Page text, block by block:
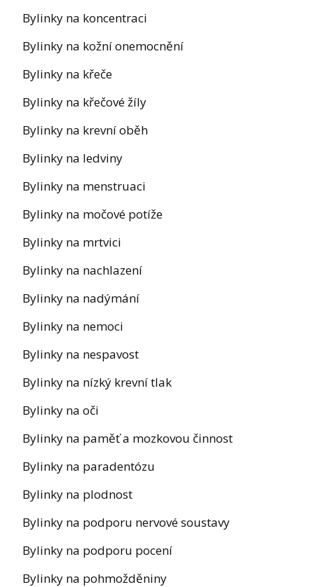
Bylinky na koncentraci
Bylinky na kožní onemocnění
Bylinky na křeče
Bylinky na křečové žíly
Bylinky na krevní oběh
Bylinky na ledviny
Bylinky na menstruaci
Bylinky na močové potíže
Bylinky na mrtvici
Bylinky na nachlazení
Bylinky na nadýmání
Bylinky na nemoci
Bylinky na nespavost
Bylinky na nízký krevní tlak
Bylinky na oči
Bylinky na paměť a mozkovou činnost
Bylinky na paradentózu
Bylinky na plodnost
Bylinky na podporu nervové soustavy
Bylinky na podporu pocení
Bylinky na pohmožděniny